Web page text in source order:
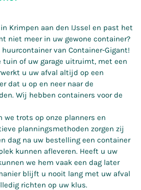
Krimpen aan den IJssel en past het
niet meer in uw gewone container?
huurcontainer van Container-Gigant!
tuin of uw garage uitruimt, met een
u uw afval altijd op een
dat u op en neer naar de
Wij hebben containers voor de
we trots op onze planners en
planningsmethoden zorgen zij
dag na uw bestelling een container
kunnen afleveren. Heeft u uw
we hem vaak een dag later
blijft u nooit lang met uw afval
richten op uw klus.